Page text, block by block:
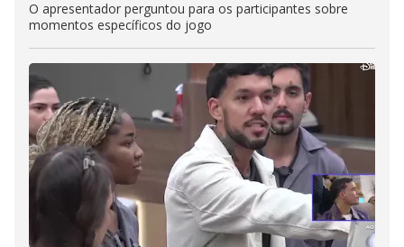
O apresentador perguntou para os participantes sobre
momentos específicos do jogo